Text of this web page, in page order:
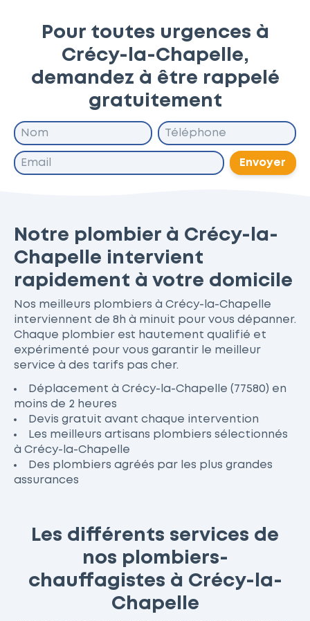
Pour toutes urgences à
Crécy-la-Chapelle,
demandez à être rappelé
gratuitement
Envoyer
Notre plombier à Crécy-la-
Chapelle intervient
rapidement à votre domicile
Nos meilleurs plombiers à Crécy-la-Chapelle
interviennent de 8h à minuit pour vous dépanner.
Chaque plombier est hautement qualifié et
expérimenté pour vous garantir le meilleur
service à des tarifs pas cher.
Déplacement à Crécy-la-Chapelle (77580) en
moins de 2 heures
Devis gratuit avant chaque intervention
Les meilleurs artisans plombiers sélectionnés
à Crécy-la-Chapelle
Des plombiers agréés par les plus grandes
assurances
Les différents services de
nos plombiers-
chauffagistes à Crécy-la-
Chapelle